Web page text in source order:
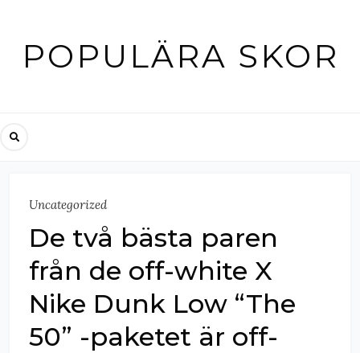
contentPOPULÄRA SKOR
Uncategorized
De två bästa paren
från de off-white X
Nike Dunk Low “The
50” -paketet är off-